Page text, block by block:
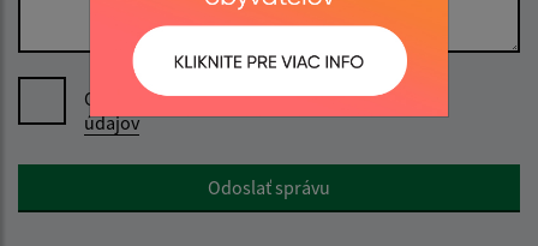
Oboznámil som sa sospracúvaním osobných
údajov
Google reCaptcha ResponseOdoslať správu